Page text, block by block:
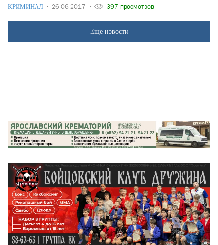
КРИМИНАЛ 26-06-2017 397 просмотров
Еще новости